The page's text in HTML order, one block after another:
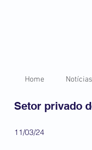
Home Notícias
Setor privado
11/03/24